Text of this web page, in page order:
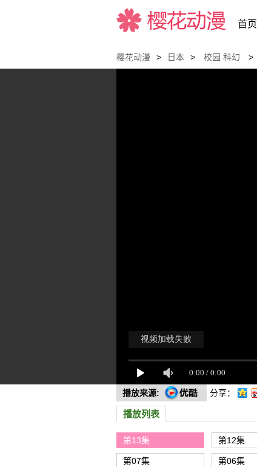
首页
樱花动漫 > 日本 > 校园 科幻 >
播放来源: 分享：
播放列表
第13集 第12集
第07集 第06集